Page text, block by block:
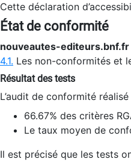
Cette déclaration
État de conformité
nouveautes-editeurs.bnf.fr
4.1. Les non-conformités et
Résultat des tests
L’audit de conformité
66.67% des critères
Le taux moyen de
Il est précisé que les tests